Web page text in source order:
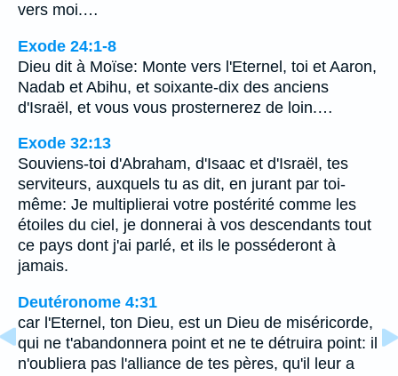
vers moi.…
Exode 24:1-8
Dieu dit à Moïse: Monte vers l'Eternel, toi et Aaron,
Nadab et Abihu, et soixante-dix des anciens
d'Israël, et vous vous prosternerez de loin.…
Exode 32:13
Souviens-toi d'Abraham, d'Isaac et d'Israël, tes
serviteurs, auxquels tu as dit, en jurant par toi-
même: Je multiplierai votre postérité comme les
étoiles du ciel, je donnerai à vos descendants tout
ce pays dont j'ai parlé, et ils le posséderont à
jamais.
Deutéronome 4:31
car l'Eternel, ton Dieu, est un Dieu de miséricorde,
qui ne t'abandonnera point et ne te détruira point: il
n'oubliera pas l'alliance de tes pères, qu'il leur a